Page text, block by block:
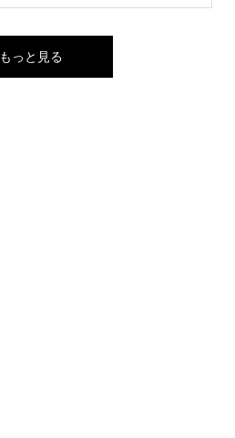
もっと見る